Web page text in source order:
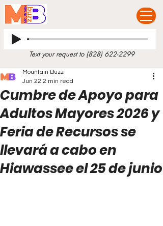
Text your request to (828) 622-2299
Cumbre de Apoyo para
Adultos Mayores 2026 y
Feria de Recursos se
llevará a cabo en
Hiawassee el 25 de junio
Mountain Buzz
Jun 22 2 min read